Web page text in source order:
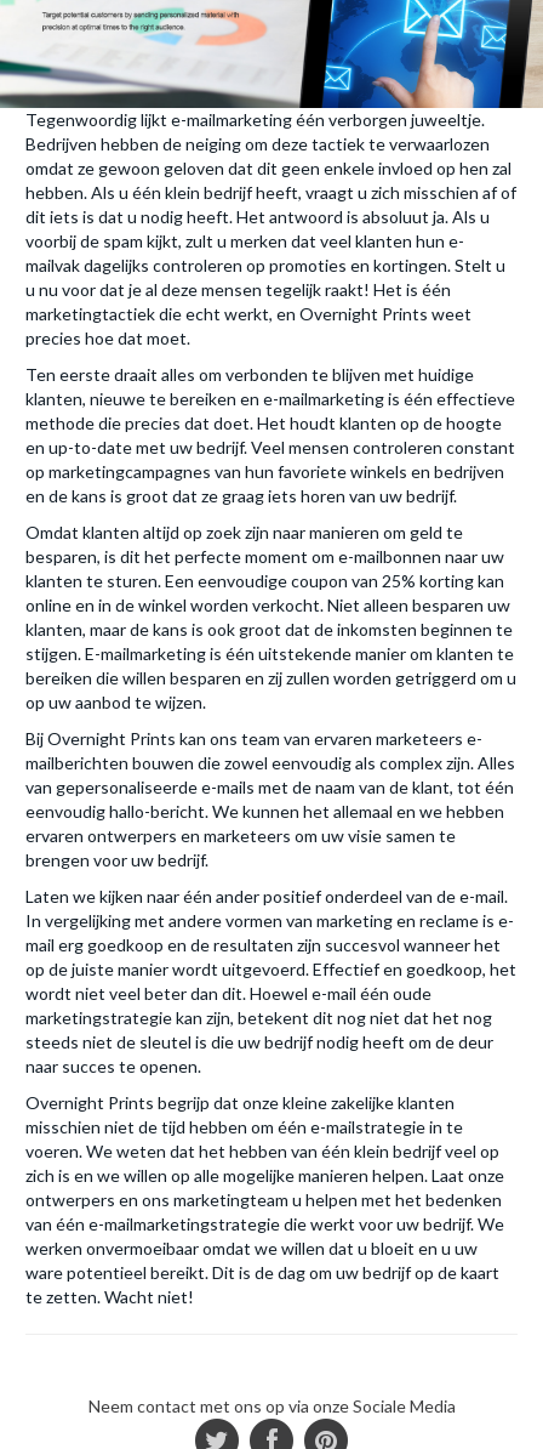
Tegenwoordig lijkt e-mailmarketing één verborgen juweeltje.
Bedrijven hebben de neiging om deze tactiek te verwaarlozen
omdat ze gewoon geloven dat dit geen enkele invloed op hen zal
hebben. Als u één klein bedrijf heeft, vraagt u zich misschien af of
dit iets is dat u nodig heeft. Het antwoord is absoluut ja. Als u
voorbij de spam kijkt, zult u merken dat veel klanten hun e-
mailvak dagelijks controleren op promoties en kortingen. Stelt u
u nu voor dat je al deze mensen tegelijk raakt! Het is één
marketingtactiek die echt werkt, en Overnight Prints weet
precies hoe dat moet.
Ten eerste draait alles om verbonden te blijven met huidige
klanten, nieuwe te bereiken en e-mailmarketing is één effectieve
methode die precies dat doet. Het houdt klanten op de hoogte
en up-to-date met uw bedrijf. Veel mensen controleren constant
op marketingcampagnes van hun favoriete winkels en bedrijven
en de kans is groot dat ze graag iets horen van uw bedrijf.
Omdat klanten altijd op zoek zijn naar manieren om geld te
besparen, is dit het perfecte moment om e-mailbonnen naar uw
klanten te sturen. Een eenvoudige coupon van 25% korting kan
online en in de winkel worden verkocht. Niet alleen besparen uw
klanten, maar de kans is ook groot dat de inkomsten beginnen te
stijgen. E-mailmarketing is één uitstekende manier om klanten te
bereiken die willen besparen en zij zullen worden getriggerd om u
op uw aanbod te wijzen.
Bij Overnight Prints kan ons team van ervaren marketeers e-
mailberichten bouwen die zowel eenvoudig als complex zijn. Alles
van gepersonaliseerde e-mails met de naam van de klant, tot één
eenvoudig hallo-bericht. We kunnen het allemaal en we hebben
ervaren ontwerpers en marketeers om uw visie samen te
brengen voor uw bedrijf.
Laten we kijken naar één ander positief onderdeel van de e-mail.
In vergelijking met andere vormen van marketing en reclame is e-
mail erg goedkoop en de resultaten zijn succesvol wanneer het
op de juiste manier wordt uitgevoerd. Effectief en goedkoop, het
wordt niet veel beter dan dit. Hoewel e-mail één oude
marketingstrategie kan zijn, betekent dit nog niet dat het nog
steeds niet de sleutel is die uw bedrijf nodig heeft om de deur
naar succes te openen.
Overnight Prints begrijp dat onze kleine zakelijke klanten
misschien niet de tijd hebben om één e-mailstrategie in te
voeren. We weten dat het hebben van één klein bedrijf veel op
zich is en we willen op alle mogelijke manieren helpen. Laat onze
ontwerpers en ons marketingteam u helpen met het bedenken
van één e-mailmarketingstrategie die werkt voor uw bedrijf. We
werken onvermoeibaar omdat we willen dat u bloeit en u uw
ware potentieel bereikt. Dit is de dag om uw bedrijf op de kaart
te zetten. Wacht niet!
Neem contact met ons op via onze Sociale Media